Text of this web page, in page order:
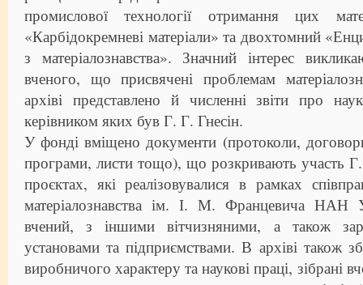
промислової технології отримання цих
«Карбідокремневі матеріали» та двохтомний
з матеріалознавства». Значний інтерес
вченого, що присвячені проблемам
архіві представлено й численні звіти про
керівником яких був Г. Г. Гнесін.
У фонді вміщено документи (протоколи,
програми, листи тощо), що розкривають участь
проєктах, які реалізовувалися в рамках
матеріалознавства ім. І. М. Францевича НАН
вчений, з іншими вітчизняними, а також
установами та підприємствами. В архіві також
виробничого характеру та наукові праці, зібрані